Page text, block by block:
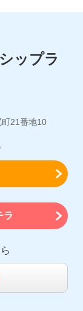
ップラ
21番地10
ラ